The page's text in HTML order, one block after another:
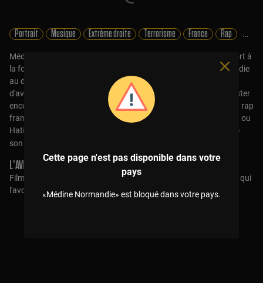
Cette page n'est pas disponible dans votre
pays
«Médine Normandie» est bloqué dans votre pays.
Portrait Musique Extrême droite Terrorisme France Rap
Médine est sans doute le seul rappeur à avoir été menacé de mort à
la fois par l'extrême droite et par les islamistes. Parti de Normandie
au début des années 2000, il présente surtout la particularité
d'avoir réussi à mettre Le Havre sur la carte du hip-hop, et de rester
encore aujourd'hui une référence pour toutes les générations du rap
français, de Big Flo & Oli à Soso Maness en passant par Orelsan ou
Hatik. La preuve avec ce film qui le suit pendant la réalisation de
son septième album,
L'AVIS DE LA RÉDAC :
Film absolument génial, et on ne dit pas ça parce que c'est nous qui
l'avons réalisé !